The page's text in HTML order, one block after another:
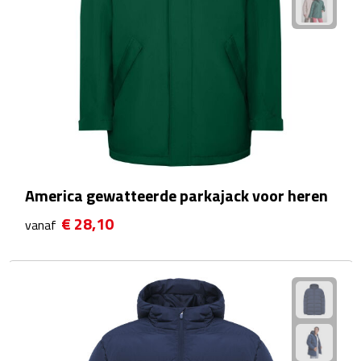
Matrozentassen
Opbergtasjes
Bagageweegschalen
America gewatteerde parkajack voor heren
vanaf € 28,10